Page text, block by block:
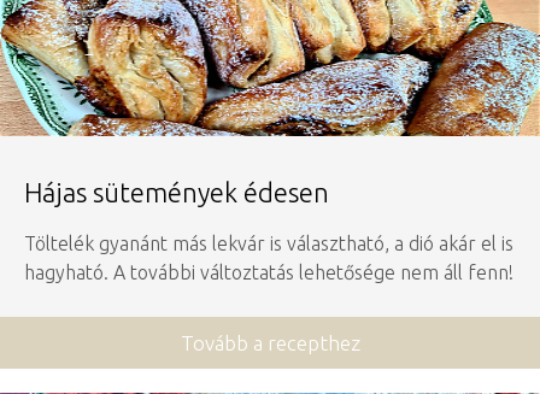
Hájas sütemények édesen
Töltelék gyanánt más lekvár is választható, a dió akár el is
hagyható. A további változtatás lehetősége nem áll fenn!
Tovább a recepthez